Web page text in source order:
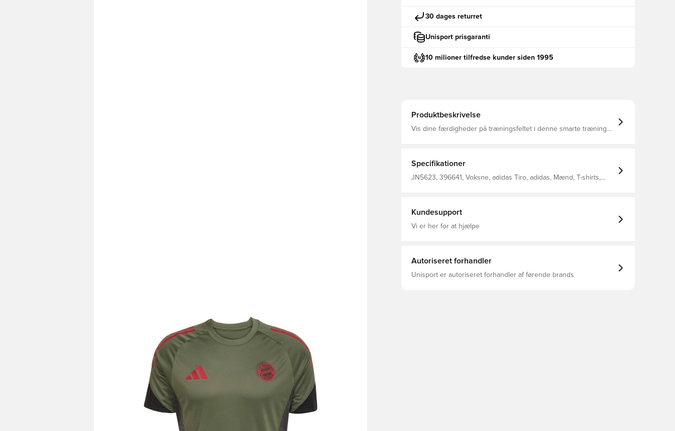
30 dages returret
Unisport prisgaranti
10 milioner tilfredse kunder siden 1995
Produktbeskrivelse
Vis dine færdigheder på træningsfeltet i denne smarte træningst-
tribuner Ribbet rund hals Slank pasform 100% genanvendt
polyester.
Specifikationer
JN5623, 396641, Voksne, adidas Tiro, adidas, Mænd, T-shirts,
Kundesupport
Vi er her for at hjælpe
Autoriseret forhandler
Unisport er autoriseret forhandler af førende brands